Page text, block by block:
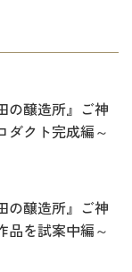
の醸造所』ご神
ダクト完成編～
の醸造所』ご神
品を試案中編～